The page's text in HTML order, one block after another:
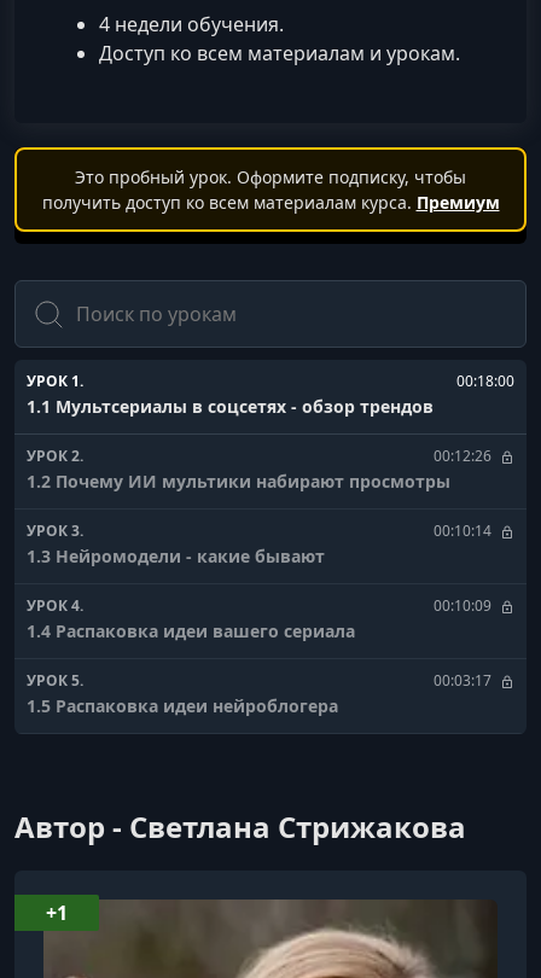
4 недели обучения.
Доступ ко всем материалам и урокам.
Это пробный урок. Оформите подписку, чтобы
получить доступ ко всем материалам курса. Премиум
Поиск
УРОК 1. 00:18:00
1.1 Мультсериалы в соцсетях - обзор трендов
УРОК 2. 00:12:26
1.2 Почему ИИ мультики набирают просмотры
УРОК 3. 00:10:14
1.3 Нейромодели - какие бывают
УРОК 4. 00:10:09
1.4 Распаковка идеи вашего сериала
УРОК 5. 00:03:17
1.5 Распаковка идеи нейроблогера
УРОК 7. 00:02:34
УРОК 8.
1.8 Основные нейросети_ которые рассмотрим на
Автор - Светлана Стрижакова
+1